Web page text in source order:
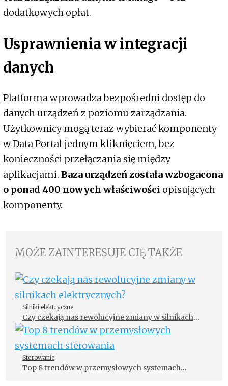
dodatkowych opłat.
Usprawnienia w integracji
danych
Platforma wprowadza bezpośredni dostęp do
danych urządzeń z poziomu zarządzania.
Użytkownicy mogą teraz wybierać komponenty
w Data Portal jednym kliknięciem, bez
konieczności przełączania się między
aplikacjami. Baza urządzeń została wzbogacona
o ponad 400 nowych właściwości opisujących
komponenty.
MOŻE ZAINTERESUJE CIĘ TAKŻE
Silniki elektryczne
Czy czekają nas rewolucyjne zmiany w silnikach
elektrycznych?
Sterowanie
Top 8 trendów w przemysłowych systemach